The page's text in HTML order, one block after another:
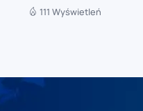
111 Wyświetleń